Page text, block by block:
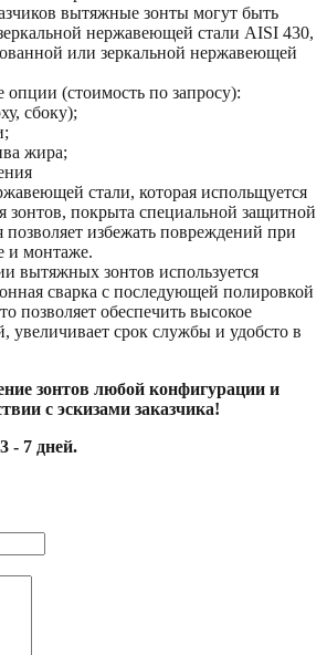
вытяжные зонты могут быть
нержавеющей стали AISI 430,
или зеркальной нержавеющей
(стоимость по запросу):
сбоку);
жира;
стали, которая испольщуется
зонтов, покрыта специальной защитной
позволяет избежать повреждений при
и монтаже.
вытяжных зонтов используется
сварка с последующей полировкой
позволяет обеспечить высокое
увеличивает срок службы и удобсто в
зонтов любой конфигурации и
с эскизами заказчика!
- 7 дней.